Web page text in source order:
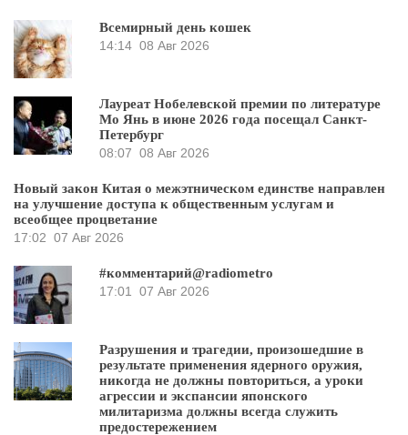
Всемирный день кошек
14:14 08 Авг 2026
Лауреат Нобелевской премии по литературе
Мо Янь в июне 2026 года посещал Санкт-
Петербург
08:07 08 Авг 2026
Новый закон Китая о межэтническом единстве направлен
на улучшение доступа к общественным услугам и
всеобщее процветание
17:02 07 Авг 2026
#комментарий@radiometro
17:01
07 Авг 2026
Разрушения и трагедии, произошедшие в
результате применения ядерного оружия,
никогда не должны повториться, а уроки
агрессии и экспансии японского
милитаризма должны всегда служить
предостережением